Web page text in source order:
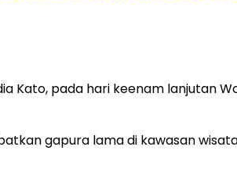
Kato, pada hari keenam lanjutan